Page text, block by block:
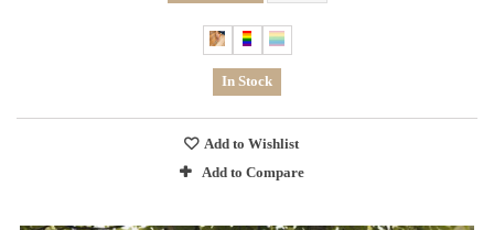
In Stock
Add to Wishlist
Add to Compare